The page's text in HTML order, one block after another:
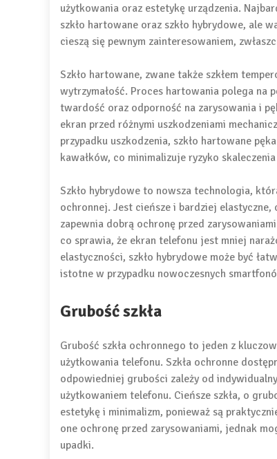
użytkowania oraz estetykę urządzenia.
szkło hartowane oraz szkło hybrydowe, ale
cieszą się pewnym zainteresowaniem,
Szkło hartowane, zwane także szkłem
wytrzymałość. Proces hartowania polega na
twardość oraz odporność na zarysowania i
ekran przed różnymi uszkodzeniami
przypadku uszkodzenia, szkło hartowane
kawałków, co minimalizuje ryzyko
Szkło hybrydowe to nowsza technologia,
ochronnej. Jest cieńsze i bardziej
zapewnia dobrą ochronę przed
co sprawia, że ekran telefonu jest mniej
elastyczności, szkło hybrydowe może być
istotne w przypadku nowoczesnych
Grubość szkła
Grubość szkła ochronnego to jeden z
użytkowania telefonu. Szkła ochronne
odpowiedniej grubości zależy od
użytkowaniem telefonu. Cieńsze szkła, o
estetykę i minimalizm, ponieważ są
one ochronę przed zarysowaniami, jednak
upadki.